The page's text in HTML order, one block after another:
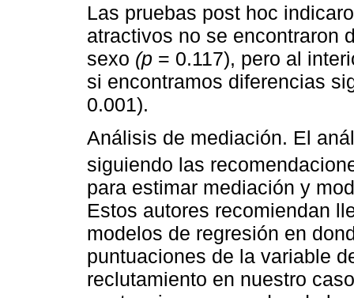
Las pruebas post hoc
atractivos no se encontraron
sexo (p = 0.117), pero al
si encontramos diferencias
0.001).
Análisis de mediación. El
siguiendo las
para estimar mediación y
Estos autores recomiendan
modelos de regresión en
puntuaciones de la variable
reclutamiento en nuestro